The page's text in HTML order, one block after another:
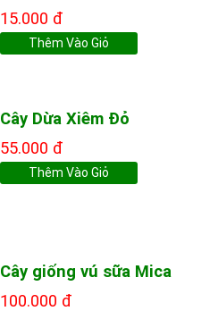
15.000 đ
Thêm Vào Giỏ
Cây Dừa Xiêm Đỏ
55.000 đ
Thêm Vào Giỏ
Cây giống vú sữa Mica
100.000 đ